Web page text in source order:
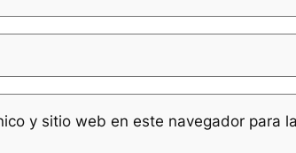
y sitio web en este navegador para